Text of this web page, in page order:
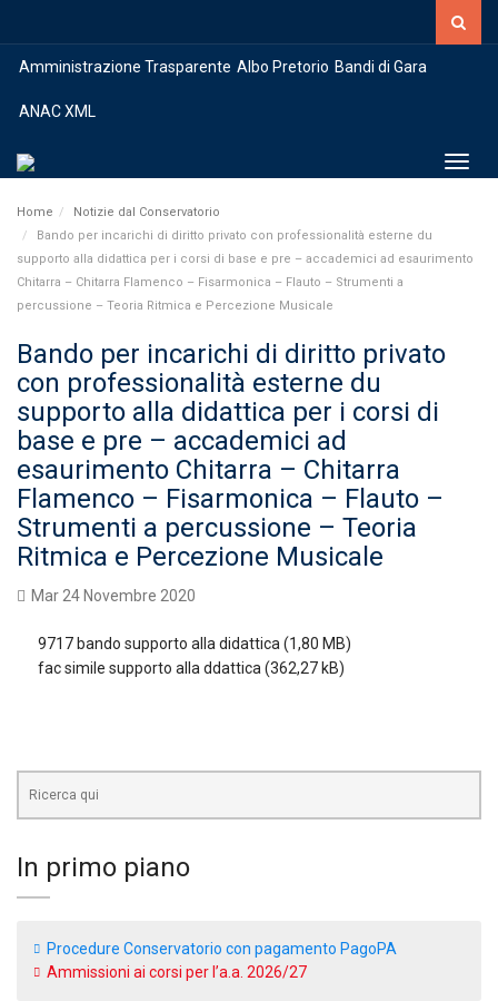
Amministrazione Trasparente Albo Pretorio Bandi di Gara
ANAC XML
Home
Notizie dal Conservatorio
Bando per incarichi di diritto privato con professionalità esterne du
supporto alla didattica per i corsi di base e pre – accademici ad esaurimento
Chitarra – Chitarra Flamenco – Fisarmonica – Flauto – Strumenti a
percussione – Teoria Ritmica e Percezione Musicale
Bando per incarichi di diritto privato
con professionalità esterne du
supporto alla didattica per i corsi di
base e pre – accademici ad
esaurimento Chitarra – Chitarra
Flamenco – Fisarmonica – Flauto –
Strumenti a percussione – Teoria
Ritmica e Percezione Musicale
Mar 24 Novembre 2020
9717 bando supporto alla didattica
fac simile supporto alla ddattica
In primo piano
Procedure Conservatorio con pagamento PagoPA
Ammissioni ai corsi per l’a.a. 2026/27